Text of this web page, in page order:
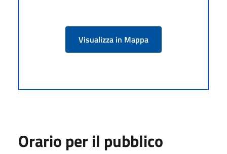
Visualizza in Mappa
Orario per il pubblico